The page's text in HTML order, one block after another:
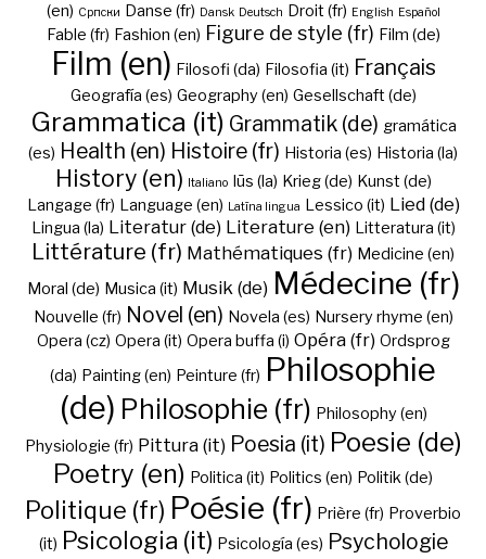
(en) Cрпски Danse (fr) Dansk Deutsch Droit (fr) English Español
Fable (fr) Fashion (en) Figure de style (fr) Film (de)
Film (en) Filosofi (da) Filosofia (it) Français
Geografía (es) Geography (en) Gesellschaft (de)
Grammatica (it) Grammatik (de) gramática
(es) Health (en) Histoire (fr) Historia (es) Historia (la)
History (en) Italiano Iūs (la) Krieg (de) Kunst (de)
Langage (fr) Language (en) Latīna lingua Lessico (it) Lied (de)
Lingua (la) Literatur (de) Literature (en) Litteratura (it)
Littérature (fr) Mathématiques (fr) Medicine (en)
Moral (de) Musica (it) Musik (de) Médecine (fr)
Nouvelle (fr) Novel (en) Novela (es) Nursery rhyme (en)
Opera (cz) Opera (it) Opera buffa (i) Opéra (fr) Ordsprog
(da) Painting (en) Peinture (fr) Philosophie
(de) Philosophie (fr) Philosophy (en)
Physiologie (fr) Pittura (it) Poesia (it) Poesie (de)
Poetry (en) Politica (it) Politics (en) Politik (de)
Politique (fr) Poésie (fr) Prière (fr) Proverbio
(it) Psicologia (it) Psicología (es) Psychologie